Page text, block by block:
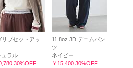
リブセットアッ
ュラル
30%OFF
11.8oz 3D デニムパン
ツ
ネイビー
￥15,400 30%OFF